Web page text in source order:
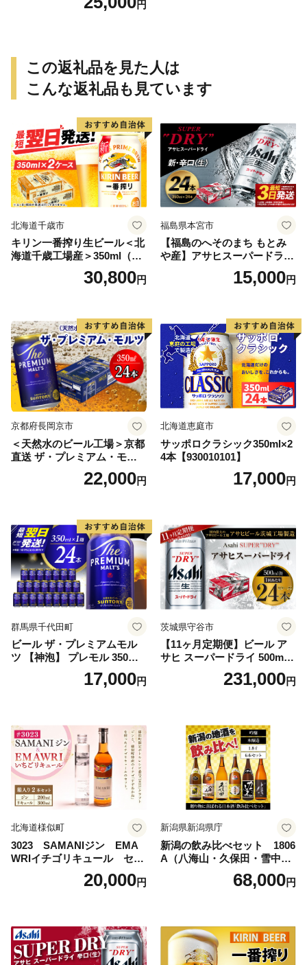
円
この返礼品を見た人は
こんな返礼品も見ています
北海道千歳市
キリン一番搾り生ビール＜北
海道千歳工場産＞350ml（24
30,800円
福島県本宮市
【福島のへそのまち もとみ
や産】アサヒスーパードライ
350ml×24本 合計8.4L 1ケー
ス アルコール度数5% 缶ビー
口 送料無料 カメイ 本宮市
【07214-0206】
15,000円
京都府長岡京市
＜天然水のビール工場＞京都
直送 ザ・プレミアム・モル
ツ 350ml×24本 プレモル [149
22,000円
北海道恵庭市
サッポロクラシック350ml×2
4本【930010101】
17,000円
群馬県千代田町
ビール ザ・プレミアムモル
ツ 【神泡】 プレモル 350ml
× 24本 サントリー〈天然水の
ビール工場〉群馬※沖縄・離
17,000円
茨城県守谷市
【11ヶ月定期便】ビール ア
サヒ スーパードライ 500ml 2
4本 1ケース×11ヶ月 | アサヒ
ビール 究極の辛口 酒 お酒 ア
uper dry 11回 缶ビール 缶 ギ
フト 内祝い 茨城県守谷市 送
料無料
231,000円
北海道様似町
3023 SAMANIジン EMA
WRIイチゴリキュール セッ
ト（箱入り）【大人の味 酒
お酒 洋酒 スピリッツ クラフ
セット 詰め合わせ カクテル
ソーダ割り アルコール ロッ
ク ソーダ ジントニック 】
20,000円
新潟県新潟県庁
新潟の飲み比べセット 1806
A（八海山・久保田・雪中
梅・越乃寒梅・かたふね・千
68,000円